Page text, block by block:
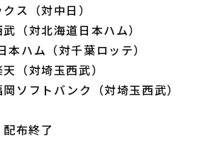
ス（対中日）
（対北海道日本ハム）
ハム（対千葉ロッテ）
（対埼玉西武）
ソフトバンク（対埼玉西武）
布終了